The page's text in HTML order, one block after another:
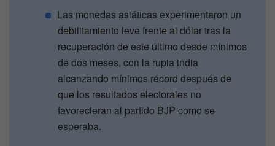
Las monedas asiáticas experimentaron un
debilitamiento leve frente al dólar tras la
recuperación de este último desde mínimos
de dos meses, con la rupia india
alcanzando mínimos récord después de
que los resultados electorales no
favorecieran al partido BJP como se
esperaba.